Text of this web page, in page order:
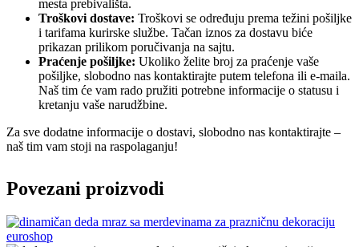
mesta prebivališta.
Troškovi dostave: Troškovi se određuju prema težini pošiljke
i tarifama kurirske službe. Tačan iznos za dostavu biće
prikazan prilikom poručivanja na sajtu.
Praćenje pošiljke: Ukoliko želite broj za praćenje vaše
pošiljke, slobodno nas kontaktirajte putem telefona ili e-maila.
Naš tim će vam rado pružiti potrebne informacije o statusu i
kretanju vaše narudžbine.
Za sve dodatne informacije o dostavi, slobodno nas kontaktirajte –
naš tim vam stoji na raspolaganju!
Povezani proizvodi